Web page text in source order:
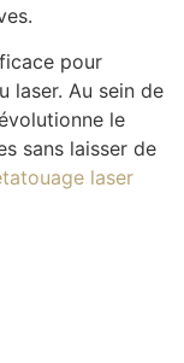
pour
laser. Au sein de
le
sans laisser de
laser